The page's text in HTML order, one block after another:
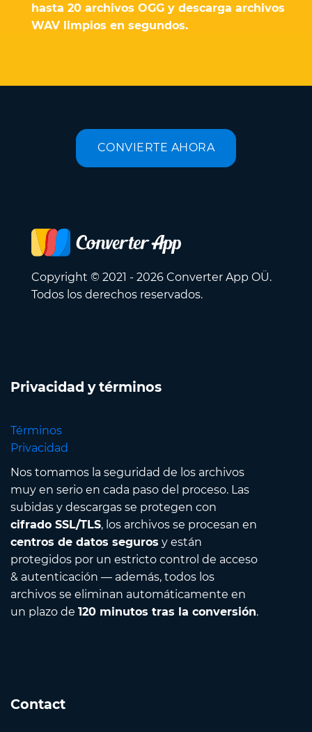
hasta 20 archivos OGG y descarga archivos
WAV limpios en segundos.
CONVIERTE AHORA
Copyright © 2021 - 2026 Converter App OÜ.
Todos los derechos reservados.
Privacidad y términos
Términos
Privacidad
Nos tomamos la seguridad de los archivos
muy en serio en cada paso del proceso. Las
subidas y descargas se protegen con
cifrado SSL/TLS, los archivos se procesan en
centros de datos seguros y están
protegidos por un estricto control de acceso
& autenticación — además, todos los
archivos se eliminan automáticamente en
un plazo de 120 minutos tras la conversión.
Contact